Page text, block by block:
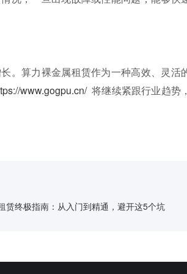
。算力裸金属租赁作为一种高效、灵活
www.gogpu.cn/将继续紧跟行业趋势
赁终极指南：从入门到精通，避开这5个坑